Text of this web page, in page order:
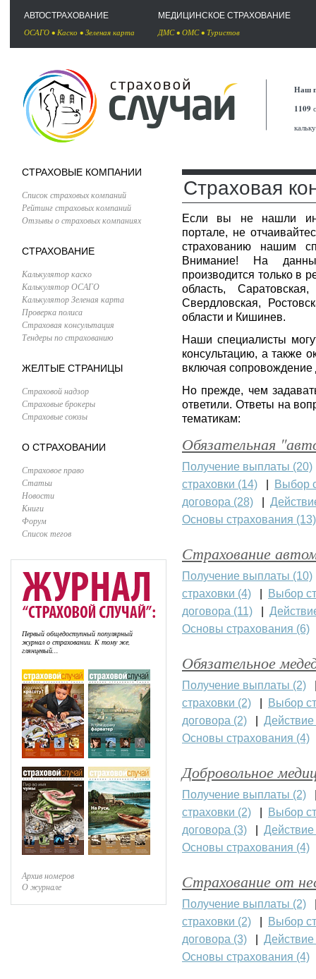
АВТОСТРАХОВАНИЕ
ОСАГО • Каско • Зеленая карта
МЕДИЦИНСКОЕ СТРАХОВАНИЕ
ДМС• ОМС• Туристов
Наш
1109
СТРАХОВЫЕ КОМПАНИИ
Список страховых компаний
Рейтинг страховых компаний
Отзывы о страховых компаниях
СТРАХОВАНИЕ
Калькулятор каско
Калькулятор ОСАГО
Калькулятор Зеленая карта
Проверка полиса
Страховая консультация
Тендеры по страхованию
ЖЕЛТЫЕ СТРАНИЦЫ
Страховой надзор
Страховые брокеры
Страховые союзы
О СТРАХОВАНИИ
Страховое право
Статьи
Новости
Книги
Форум
Список тегов
Первый общедоступный популярный
журнал о страховании. К тому же,
глянцевый...
Архив номеров
О журнале
Страховая
Если вы не нашли
портале, не
страхованию нашим
Внимание! На
производится только в
область,
Свердловская,
области и Кишинев.
Наши специалисты
консультацию, а также
включая сопровождение
Но прежде, чем
ответили. Ответы на
тематикам:
Обязательная
Получение выплаты (20)
страховки (14)
Выбор
договора (28)
Основы страхования (13)
Страхование
Получение выплаты (10)
страховки (4)
Выбор
договора (11)
Основы страхования (6)
Обязательное
Получение выплаты (2)
страховки (2)
Выбор
договора (2)
Действие
Основы страхования (4)
Добровольное
Получение выплаты (2)
страховки (2)
Выбор
договора (3)
Действие
Основы страхования (4)
Страхование от
Получение выплаты (2)
страховки (2)
Выбор
договора (3)
Действие
Основы страхования (4)